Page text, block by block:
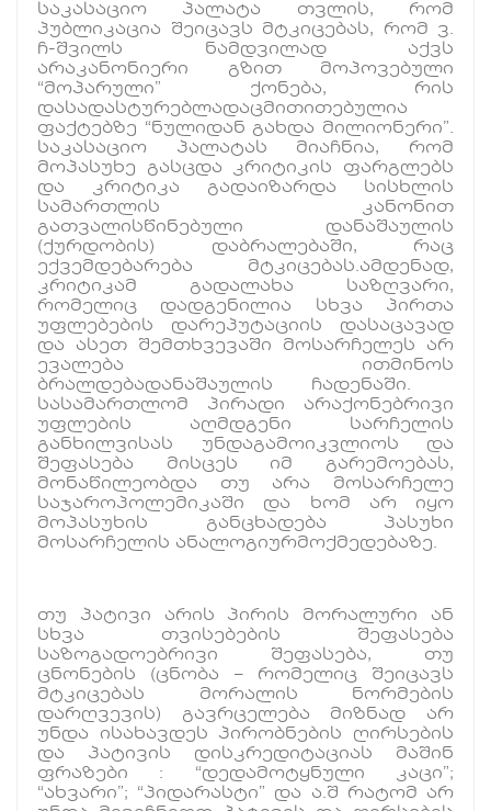
საკასაციო პალატა თვლის, რომ
პუბლიკაცია შეიცავს მტკიცებას, რომ ვ.
ჩ-შვილს ნამდვილად აქვს
არაკანონიერი გზით მოპოვებული
“მოპარული” ქონება, რის
დასადასტურებლადაცმითითებულია
ფაქტებზე “ნულიდან გახდა მილიონერი”.
საკასაციო პალატას მიაჩნია, რომ
მოპასუხე გასცდა კრიტიკის ფარგლებს
და კრიტიკა გადაიზარდა სისხლის
სამართლის კანონით
გათვალისწინებული დანაშაულის
(ქურდობის) დაბრალებაში, რაც
ექვემდებარება მტკიცებას.ამდენად,
კრიტიკამ გადალახა საზღვარი,
რომელიც დადგენილია სხვა პირთა
უფლებების დარეპუტაციის დასაცავად
და ასეთ შემთხვევაში მოსარჩელეს არ
ევალება ითმინოს
ბრალდებადანაშაულის ჩადენაში.
სასამართლომ პირადი არაქონებრივი
უფლების აღმდგენი სარჩელის
განხილვისას უნდაგამოიკვლიოს და
შეფასება მისცეს იმ გარემოებას,
მონაწილეობდა თუ არა მოსარჩელე
საჯაროპოლემიკაში და ხომ არ იყო
მოპასუხის განცხადება პასუხი
მოსარჩელის ანალოგიურმოქმედებაზე.
თუ პატივი არის პირის მორალური ან
სხვა თვისებების შეფასება
საზოგადოებრივი შეფასება, თუ
ცნონების (ცნობა – რომელიც შეიცავს
მტკიცებას მორალის ნორმების
დარღვევის) გავრცელება მიზნად არ
უნდა ისახავდეს პირობნების ღირსების
და პატივის დისკრედიტაციას მაშინ
ფრაზები : “დედამოტყნული კაცი”;
“ახვარი”; “პიდარასტი” და ა.შ რატომ არ